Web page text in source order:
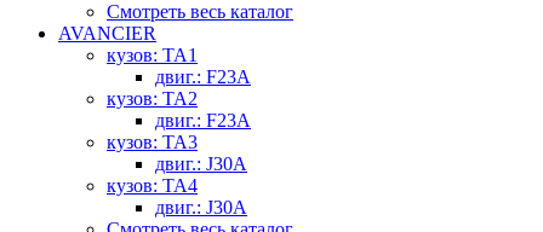
Смотреть весь каталог
AVANCIER
кузов: TA1
двиг.: F23A
кузов: TA2
двиг.: F23A
кузов: TA3
двиг.: J30A
кузов: TA4
двиг.: J30A